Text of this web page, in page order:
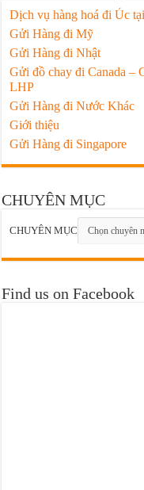
Dịch vụ hàng hoá đi Úc
Gửi Hàng đi Mỹ
Gửi Hàng đi Nhật
Gửi đồ chay đi Canada –
LHP
Gửi Hàng đi Nước Khác
Giới thiệu
Gửi Hàng đi Singapore
CHUYÊN MỤC
CHUYÊN MỤC
Find us on Facebook